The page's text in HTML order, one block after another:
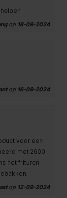
op 18-09-2024
op 16-09-2024
voor een
met 2600
het frituren
op 12-09-2024